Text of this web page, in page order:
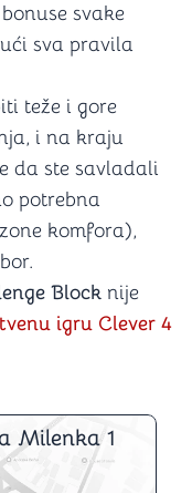
svake
sva pravila
teže i gore
i na kraju
da ste savladali
potrebna
komfora),
Block nije
igru Clever 4
Milenka 1